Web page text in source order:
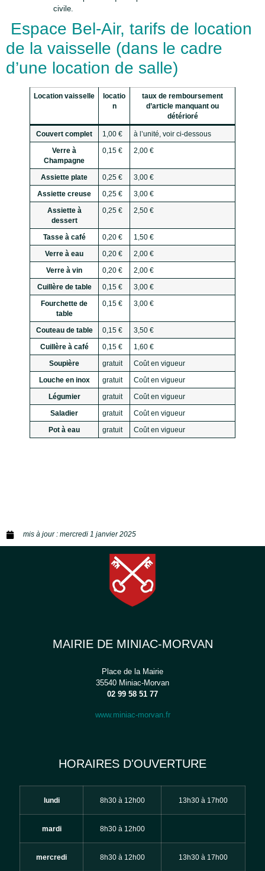
civile.
Espace Bel-Air, tarifs de location
de la vaisselle (dans le cadre
d’une location de salle)
Location vaisselle
locatio
n
taux de remboursement
d’article manquant ou
détérioré
Couvert complet 1,00 € à l’unité, voir ci-dessous
Verre à
Champagne
0,15 € 2,00 €
Assiette plate 0,25 € 3,00 €
Assiette creuse 0,25 € 3,00 €
Assiette à
dessert
0,25 € 2,50 €
Tasse à café 0,20 € 1,50 €
Verre à eau 0,20 € 2,00 €
Verre à vin 0,20 € 2,00 €
Cuillère de table 0,15 € 3,00 €
Fourchette de
table
0,15 € 3,00 €
Couteau de table 0,15 € 3,50 €
Cuillère à café 0,15 € 1,60 €
Soupière gratuit Coût en vigueur
Louche en inox gratuit Coût en vigueur
Légumier gratuit Coût en vigueur
Saladier gratuit Coût en vigueur
Pot à eau gratuit Coût en vigueur
mis à jour : mercredi 1 janvier 2025
MAIRIE DE MINIAC-MORVAN
Place de la Mairie
35540 Miniac-Morvan
02 99 58 51 77
www.miniac-morvan.fr
HORAIRES D'OUVERTURE
lundi 8h30 à 12h00 13h30 à 17h00
mardi 8h30 à 12h00
mercredi 8h30 à 12h00 13h30 à 17h00